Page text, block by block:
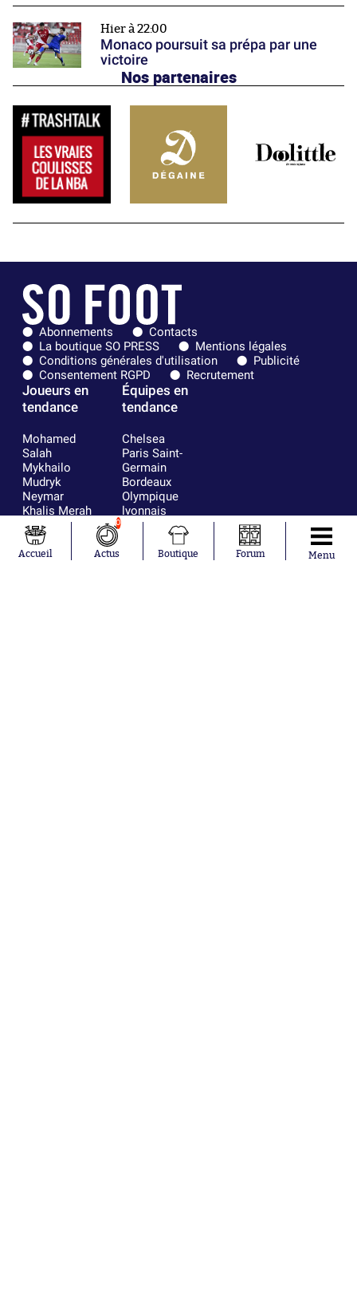
Hier à 22:00
Monaco poursuit sa prépa par une
victoire
Nos partenaires
Abonnements
Contacts
La boutique SO PRESS
Mentions légales
Conditions générales d'utilisation
Publicité
Consentement RGPD
Recrutement
Joueurs en
tendance
Mohamed
Salah
Mykhailo
Mudryk
Neymar
Khalis Merah
Loïs Openda
Moussa
Niakhaté
Équipes en
tendance
Chelsea
Paris Saint-
Germain
Bordeaux
Olympique
lyonnais
FIFA
Real Madrid
RC Strasbourg
Accueil
0
Actus Boutique Forum Menu